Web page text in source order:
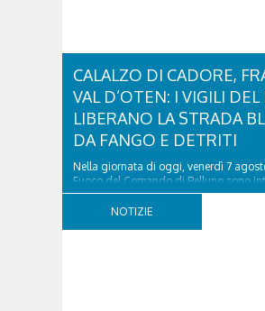
CALALZO DI CADORE,
VAL D’OTEN: I VIGILI DEL
LIBERANO LA STRADA
DA FANGO E DETRITI
Nella giornata di oggi, venerdì 7
Fuoco del Comando di Belluno sono
località Diassa, in Val d’Oten, nel
di Cadore, per liberare una strada
NOTIZIE